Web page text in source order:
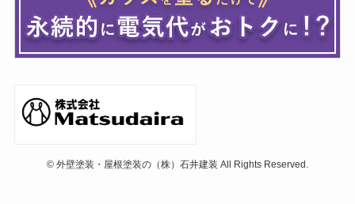
© 外壁塗装・屋根塗装の（株）石井建装 All Rights Reserved.